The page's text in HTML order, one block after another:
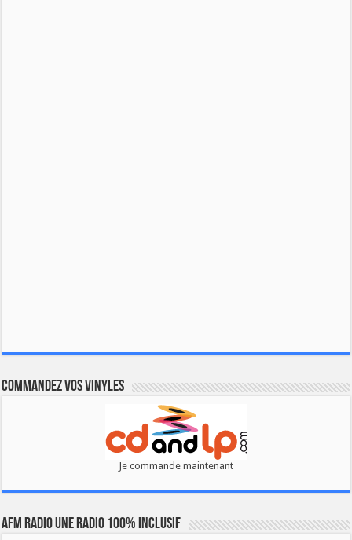
Commandez vos vinyles
Je commande maintenant
AFM RADIO UNE RADIO 100% INCLUSIF